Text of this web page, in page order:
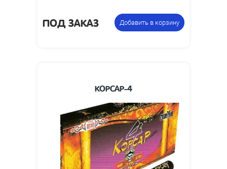
ПОД ЗАКАЗ Добавить в корзину
КОРСАР-4